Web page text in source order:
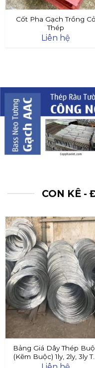
Cốt Pha Gạch Trồng Cỏ
Thép
Liên hệ
CON KÊ -
Bảng Giá Dây Thép
(Kẽm Buộc) 1ly, 2ly, 3ly
Đây